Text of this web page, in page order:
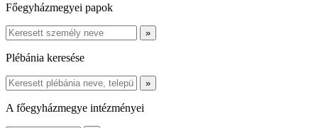
Főegyházmegyei papok
Plébánia keresése
A főegyházmegye intézményei